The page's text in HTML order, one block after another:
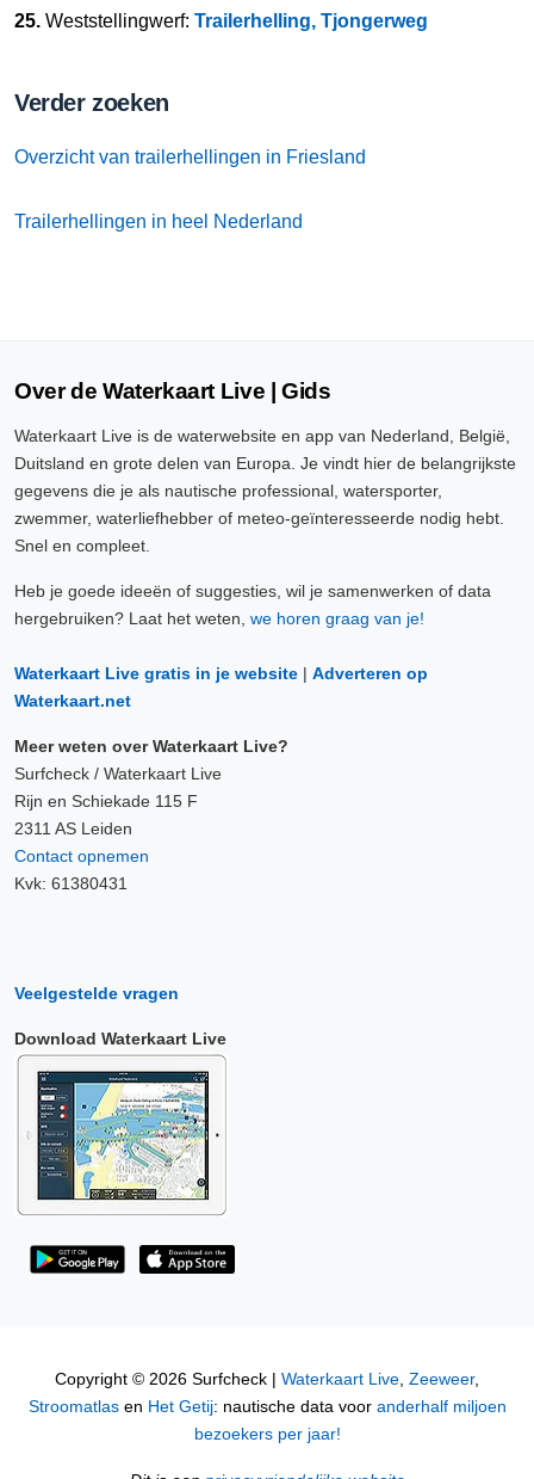
25. Weststellingwerf: Trailerhelling, Tjongerweg
Verder zoeken
Overzicht van trailerhellingen in Friesland
Trailerhellingen in heel Nederland
Over de Waterkaart Live | Gids
Waterkaart Live is de waterwebsite en app van Nederland, België,
Duitsland en grote delen van Europa. Je vindt hier de belangrijkste
gegevens die je als nautische professional, watersporter,
zwemmer, waterliefhebber of meteo-geïnteresseerde nodig hebt.
Snel en compleet.
Heb je goede ideeën of suggesties, wil je samenwerken of data
hergebruiken? Laat het weten, we horen graag van je!
Waterkaart Live gratis in je website | Adverteren op
Waterkaart.net
Meer weten over Waterkaart Live?
Surfcheck / Waterkaart Live
Rijn en Schiekade 115 F
2311 AS Leiden
Contact opnemen
Kvk: 61380431
Veelgestelde vragen
Download Waterkaart Live
Copyright © 2026 Surfcheck | Waterkaart Live, Zeeweer,
Stroomatlasen Het Getij: nautische data voor anderhalf miljoen
bezoekers per jaar!